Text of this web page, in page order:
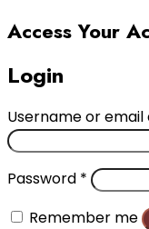
Access Your
Login
Username or email
Password *
Remember me